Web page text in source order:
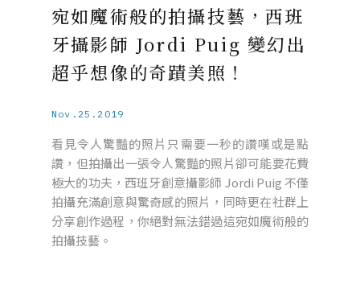
宛如魔術般的拍攝技藝，西班
牙攝影師 Jordi Puig 變幻出
超乎想像的奇蹟美照！
Nov.25.2019
看見令人驚豔的照片只需要一秒的讚嘆或是點
讚，但拍攝出一張令人驚豔的照片卻可能要花費
極大的功夫，西班牙創意攝影師 Jordi Puig 不僅
拍攝充滿創意與驚奇感的照片，同時更在社群上
分享創作過程，你絕對無法錯過這宛如魔術般的
拍攝技藝。